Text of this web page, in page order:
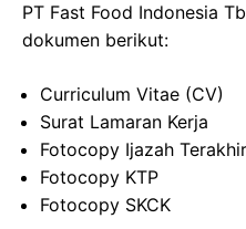
PT Fast Food Indonesia
dokumen berikut:
Curriculum Vitae (CV)
Surat Lamaran Kerja
Fotocopy Ijazah Terakhir
Fotocopy KTP
Fotocopy SKCK